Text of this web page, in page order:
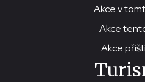
Akce v
Akce
Akce